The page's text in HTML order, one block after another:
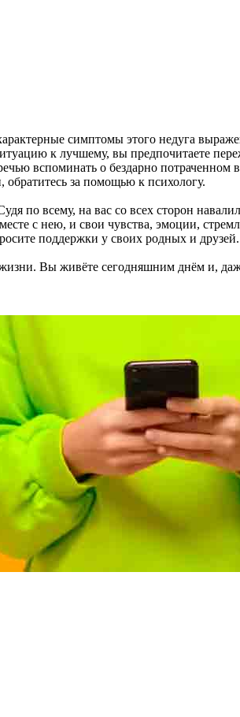
симптомы этого недуга
к лучшему, вы предпочитаете
вспоминать о бездарно потраченном
за помощью к психологу.
по всему, на вас со всех сторон
с нею, и свои чувства, эмоции,
поддержки у своих родных и друзей.
Вы живёте сегодняшним днём и,